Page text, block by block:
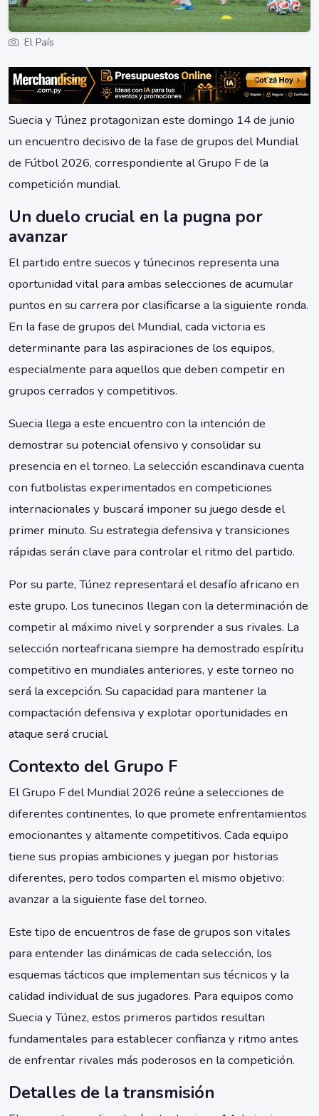
El País
Suecia y Túnez protagonizan este domingo 14 de junio
un encuentro decisivo de la fase de grupos del Mundial
de Fútbol 2026, correspondiente al Grupo F de la
competición mundial.
Un duelo crucial en la pugna por
avanzar
El partido entre suecos y túnecinos representa una
oportunidad vital para ambas selecciones de acumular
puntos en su carrera por clasificarse a la siguiente ronda.
En la fase de grupos del Mundial, cada victoria es
determinante para las aspiraciones de los equipos,
especialmente para aquellos que deben competir en
grupos cerrados y competitivos.
Suecia llega a este encuentro con la intención de
demostrar su potencial ofensivo y consolidar su
presencia en el torneo. La selección escandinava cuenta
con futbolistas experimentados en competiciones
internacionales y buscará imponer su juego desde el
primer minuto. Su estrategia defensiva y transiciones
rápidas serán clave para controlar el ritmo del partido.
Por su parte, Túnez representará el desafío africano en
este grupo. Los tunecinos llegan con la determinación de
competir al máximo nivel y sorprender a sus rivales. La
selección norteafricana siempre ha demostrado espíritu
competitivo en mundiales anteriores, y este torneo no
será la excepción. Su capacidad para mantener la
compactación defensiva y explotar oportunidades en
ataque será crucial.
Contexto del Grupo F
El Grupo F del Mundial 2026 reúne a selecciones de
diferentes continentes, lo que promete enfrentamientos
emocionantes y altamente competitivos. Cada equipo
tiene sus propias ambiciones y juegan por historias
diferentes, pero todos comparten el mismo objetivo:
avanzar a la siguiente fase del torneo.
Este tipo de encuentros de fase de grupos son vitales
para entender las dinámicas de cada selección, los
esquemas tácticos que implementan sus técnicos y la
calidad individual de sus jugadores. Para equipos como
Suecia y Túnez, estos primeros partidos resultan
fundamentales para establecer confianza y ritmo antes
de enfrentar rivales más poderosos en la competición.
Detalles de la transmisión